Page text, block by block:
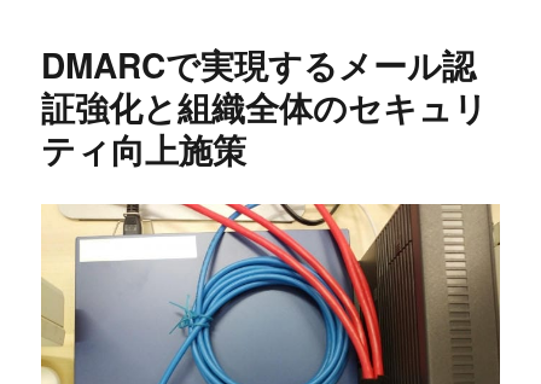
ー
DMARCで実現するメール認
証強化と組織全体のセキュリ
ティ向上施策